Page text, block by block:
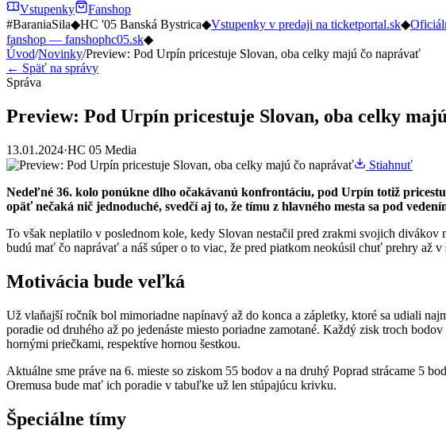
Vstupenky
Fanshop
#BaraniaSila◆HC '05 Banská Bystrica◆Vstupenky v predaji na ticketportal.sk◆
fanshop — fanshophc05.sk◆
Úvod/Novinky/Preview: Pod Urpín pricestuje Slovan, oba celky majú čo naprávať
← Späť na správy
Správa
Preview: Pod Urpín pricestuje Slovan, oba celky
13.01.2024·HC 05 Media
Stiahnuť
Nedeľné 36. kolo ponúkne dlho očakávanú konfrontáciu, pod Urpín totiž
opäť nečaká nič jednoduché, svedčí aj to, že tímu z hlavného mesta sa pod
To však neplatilo v poslednom kole, kedy Slovan nestačil pred zrakmi svojich
budú mať čo naprávať a náš súper o to viac, že pred piatkom neokúsil chuť prehry až v
Motivácia bude veľká
Už vlaňajší ročník bol mimoriadne napínavý až do konca a zápletky, ktoré sa udiali
poradie od druhého až po jedenáste miesto poriadne zamotané. Každý zisk troch
hornými priečkami, respektíve hornou šestkou.
Aktuálne sme práve na 6. mieste so ziskom 55 bodov a na druhý Poprad strácame 5
Oremusa bude mať ich poradie v tabuľke už len stúpajúcu krivku.
Špeciálne tímy